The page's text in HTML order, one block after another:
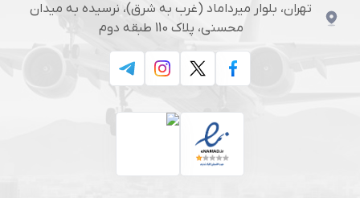
تهران، بلوار میرداماد (غرب به شرق)، نرسیده به میدان
محسنی، پلاک 110 طبقه دوم